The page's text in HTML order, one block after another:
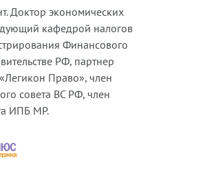
Доктор экономических
кафедрой налогов
Финансового
РФ, партнер
Право», член
совета ВС РФ, член
ИПБ МР.